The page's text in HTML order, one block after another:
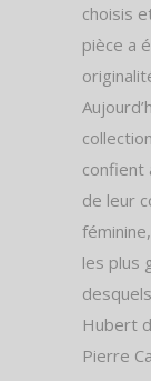
choisis
pièce a
confient
de leur
les plus
Hubert
Pierre